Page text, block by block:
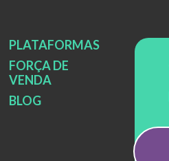
PLATAFORMAS
FORÇA DE
VENDA
BLOG